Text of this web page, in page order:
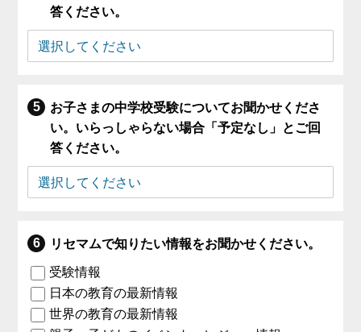
答ください。
お子さまの中学校受験についてお聞かせくださ
い。いらっしゃらない場合「予定なし」とご回
答ください。
リセマムで知りたい情報をお聞かせください。
受験情報
日本の教育の最新情報
世界の教育の最新情報